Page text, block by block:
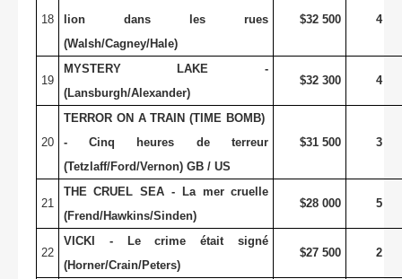
18
lion dans les rues
(Walsh/Cagney/Hale)
$32 500 4
19
MYSTERY LAKE -
(Lansburgh/Alexander)
$32 300 4
20
TERROR ON A TRAIN (TIME BOMB)
- Cinq heures de terreur
(Tetzlaff/Ford/Vernon) GB / US
$31 500 3
21
THE CRUEL SEA - La mer cruelle
(Frend/Hawkins/Sinden)
$28 000 5
22
VICKI - Le crime était signé
(Horner/Crain/Peters)
$27 500 2